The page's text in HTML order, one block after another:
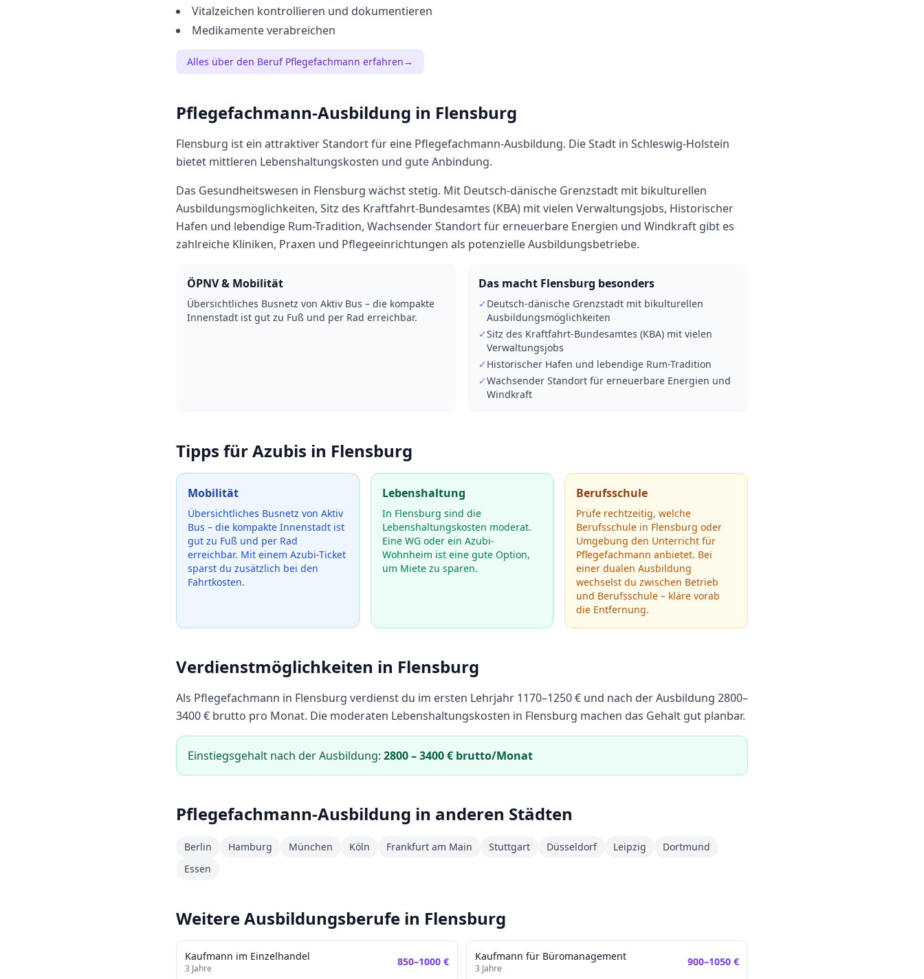
Vitalzeichen kontrollieren und dokumentieren
Medikamente verabreichen
Alles über den Beruf Pflegefachmann erfahren→
Pflegefachmann-Ausbildung in Flensburg
Flensburg ist ein attraktiver Standort für eine Pflegefachmann-Ausbildung. Die Stadt in Schleswig-Holstein
bietet mittleren Lebenshaltungskosten und gute Anbindung.
Das Gesundheitswesen in Flensburg wächst stetig. Mit Deutsch-dänische Grenzstadt mit bikulturellen
Ausbildungsmöglichkeiten, Sitz des Kraftfahrt-Bundesamtes (KBA) mit vielen Verwaltungsjobs, Historischer
Hafen und lebendige Rum-Tradition, Wachsender Standort für erneuerbare Energien und Windkraft gibt es
zahlreiche Kliniken, Praxen und Pflegeeinrichtungen als potenzielle Ausbildungsbetriebe.
ÖPNV & Mobilität
Übersichtliches Busnetz von Aktiv Bus – die kompakte
Innenstadt ist gut zu Fuß und per Rad erreichbar.
Das macht Flensburg besonders
✓ Deutsch-dänische Grenzstadt mit bikulturellen
Ausbildungsmöglichkeiten
✓Sitz des Kraftfahrt-Bundesamtes (KBA) mit vielen
Verwaltungsjobs
✓ Historischer Hafen und lebendige Rum-Tradition
✓Wachsender Standort für erneuerbare Energien und
Windkraft
Tipps für Azubis in Flensburg
Mobilität
Übersichtliches Busnetz von Aktiv
Bus – die kompakte Innenstadt ist
gut zu Fuß und per Rad
erreichbar. Mit einem Azubi-Ticket
sparst du zusätzlich bei den
Fahrtkosten.
Lebenshaltung
In Flensburg sind die
Lebenshaltungskosten moderat.
Eine WG oder ein Azubi-
Wohnheim ist eine gute Option,
um Miete zu sparen.
Berufsschule
Prüfe rechtzeitig, welche
Berufsschule in Flensburg oder
Umgebung den Unterricht für
Pflegefachmann anbietet. Bei
einer dualen Ausbildung
wechselst du zwischen Betrieb
und Berufsschule – kläre vorab
die Entfernung.
Verdienstmöglichkeiten in Flensburg
Als Pflegefachmann in Flensburg verdienst du im ersten Lehrjahr 1170–1250€ und nach der Ausbildung 2800–
3400€ brutto pro Monat. Die moderaten Lebenshaltungskosten in Flensburg machen das Gehalt gut planbar.
Einstiegsgehalt nach der Ausbildung: 2800–3400€ brutto/Monat
Pflegefachmann-Ausbildung in anderen Städten
Berlin Hamburg München Köln Frankfurt am Main Stuttgart Düsseldorf Leipzig
Dortmund
Essen
Weitere Ausbildungsberufe in Flensburg
Kaufmann im Einzelhandel
3 Jahre
850–1000 € Kaufmann für Büromanagement
3 Jahre
900–1050 €